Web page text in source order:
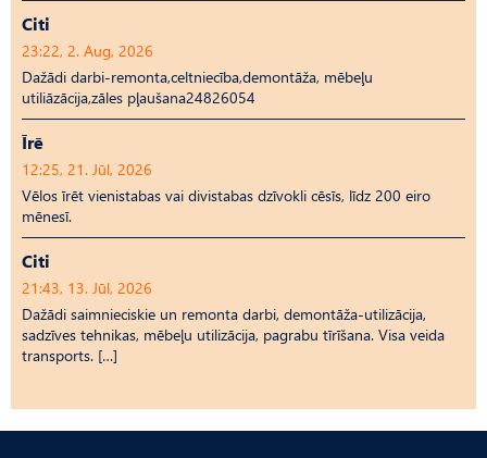
Citi
23:22, 2. Aug, 2026
Dažādi darbi-remonta,celtniecība,demontāža, mēbeļu
utiliāzācija,zāles pļaušana24826054
Īrē
12:25, 21. Jūl, 2026
Vēlos īrēt vienistabas vai divistabas dzīvokli cēsīs, līdz 200 eiro
mēnesī.
Citi
21:43, 13. Jūl, 2026
Dažādi saimnieciskie un remonta darbi, demontāža-utilizācija,
sadzīves tehnikas, mēbeļu utilizācija, pagrabu tīrīšana. Visa veida
transports. […]